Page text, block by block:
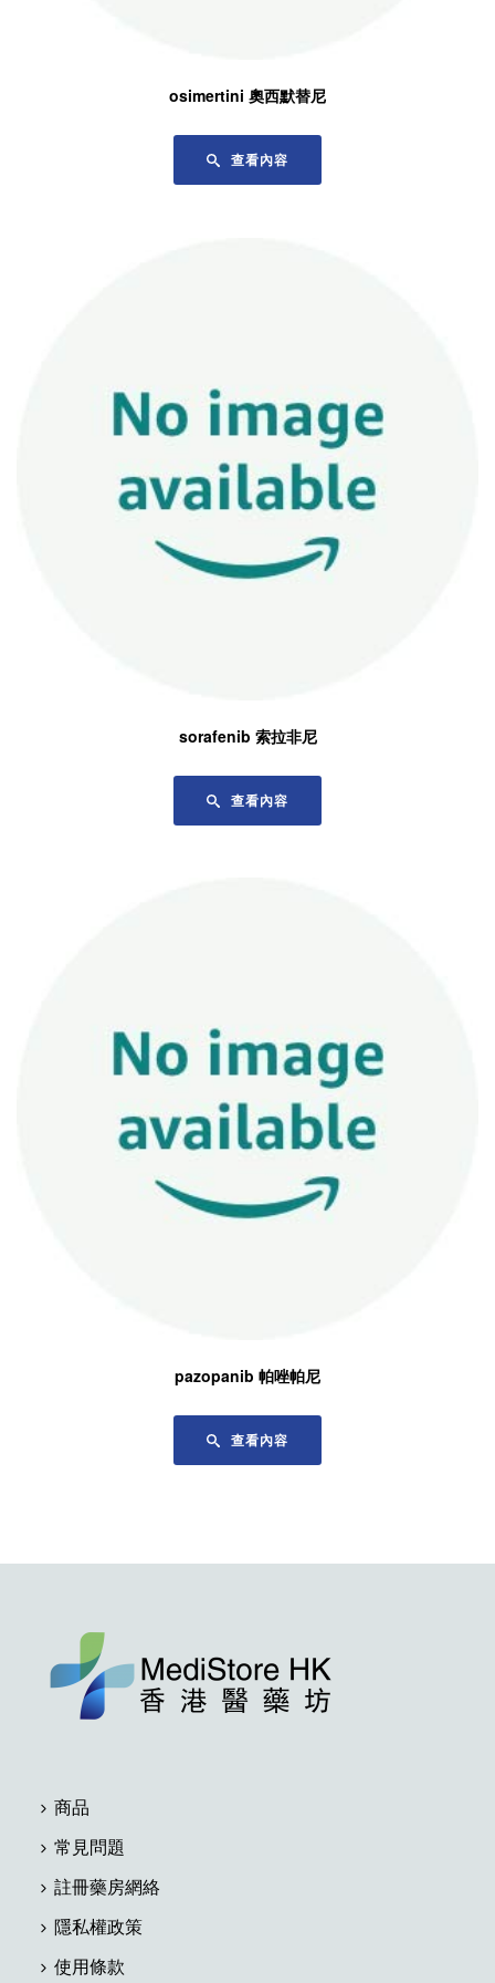
osimertini 奧西默替尼
查看內容
sorafenib 索拉非尼
查看內容
pazopanib 帕唑帕尼
查看內容
商品
常見問題
註冊藥房網絡
隱私權政策
使用條款